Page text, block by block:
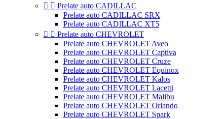
  Prelate auto CADILLAC
Prelate auto CADILLAC SRX
Prelate auto CADILLAC XT5
  Prelate auto CHEVROLET
Prelate auto CHEVROLET Aveo
Prelate auto CHEVROLET Captiva
Prelate auto CHEVROLET Cruze
Prelate auto CHEVROLET Equinox
Prelate auto CHEVROLET Kalos
Prelate auto CHEVROLET Lacetti
Prelate auto CHEVROLET Malibu
Prelate auto CHEVROLET Orlando
Prelate auto CHEVROLET Spark